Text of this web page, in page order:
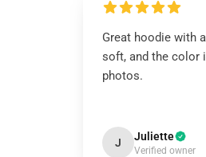
Great hoodie with
soft, and the color
photos.
J Juliette
Verified owner